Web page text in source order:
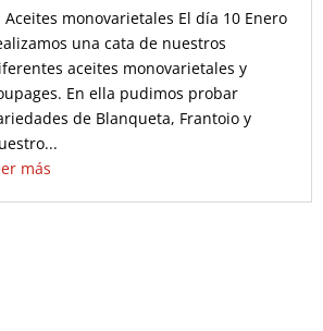
monovarietales El día 10 Enero
una cata de nuestros
aceites monovarietales y
En ella pudimos probar
de Blanqueta, Frantoio y
más